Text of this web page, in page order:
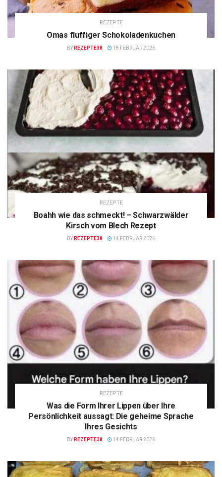
REZEPTE
Omas fluffiger Schokoladenkuchen
BY REZEPTE38 18 FEBRUAR 2026
REZEPTE
Boahh wie das schmeckt! – Schwarzwälder
Kirsch vom Blech Rezept
BY REZEPTE38 14 FEBRUAR 2026
REZEPTE
Was die Form Ihrer Lippen über Ihre
Persönlichkeit aussagt: Die geheime Sprache
Ihres Gesichts
BY REZEPTE38 14 FEBRUAR 2026